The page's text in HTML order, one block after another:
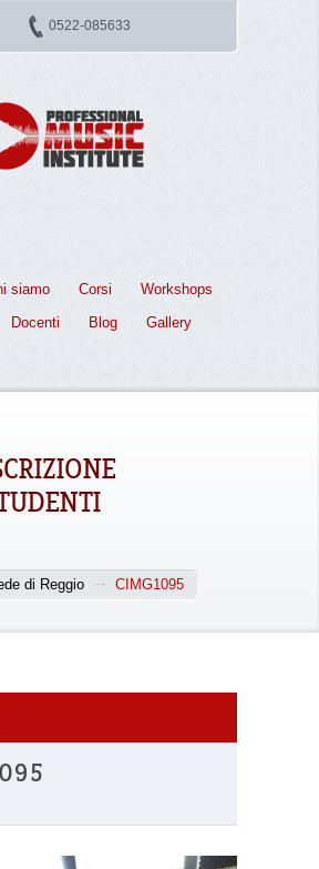
0522-085633
siamo Corsi
Workshops
Docenti Blog
Gallery
di Reggio CIMG1095